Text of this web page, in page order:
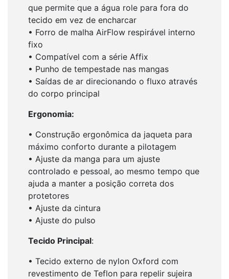
que permite que a água role para fora do
tecido em vez de encharcar
• Forro de malha AirFlow respirável interno
fixo
• Compatível com a série Affix
• Punho de tempestade nas mangas
• Saídas de ar direcionando o fluxo através
do corpo principal
Ergonomia:
• Construção ergonômica da jaqueta para
máximo conforto durante a pilotagem
• Ajuste da manga para um ajuste
controlado e pessoal, ao mesmo tempo que
ajuda a manter a posição correta dos
protetores
• Ajuste da cintura
• Ajuste do pulso
Tecido Principal:
• Tecido externo de nylon Oxford com
revestimento de Teflon para repelir sujeira